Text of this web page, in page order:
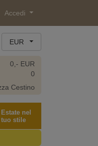
Accedi
EUR
0,- EUR
0
Cestino
Estate nel
tuo stile